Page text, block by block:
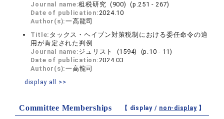
Journal name:租税研究 (900) (p.251 - 267)
Date of publication:2024.10
Author(s):一高龍司
Title: タックス・ヘイブン対策税制における委任命令の適
用が肯定された判例
Journal name:ジュリスト (1594) (p.10 - 11)
Date of publication:2024.03
Author(s):一高龍司
display all >>
Committee Memberships 【 display / non-display】